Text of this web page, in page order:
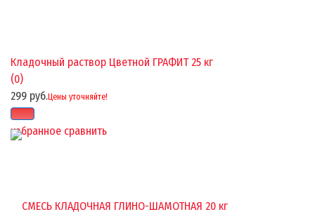
избранное сравнить
Кладочный раствор Цветной ГРАФИТ 25 кг
(0)
299 руб.Цены уточняйте!